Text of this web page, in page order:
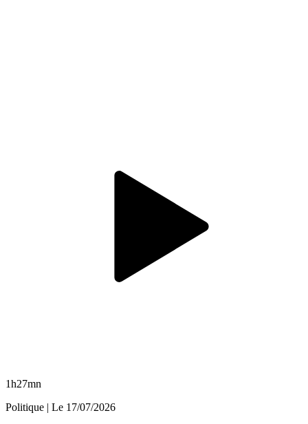
1h27mn
Politique | Le 17/07/2026